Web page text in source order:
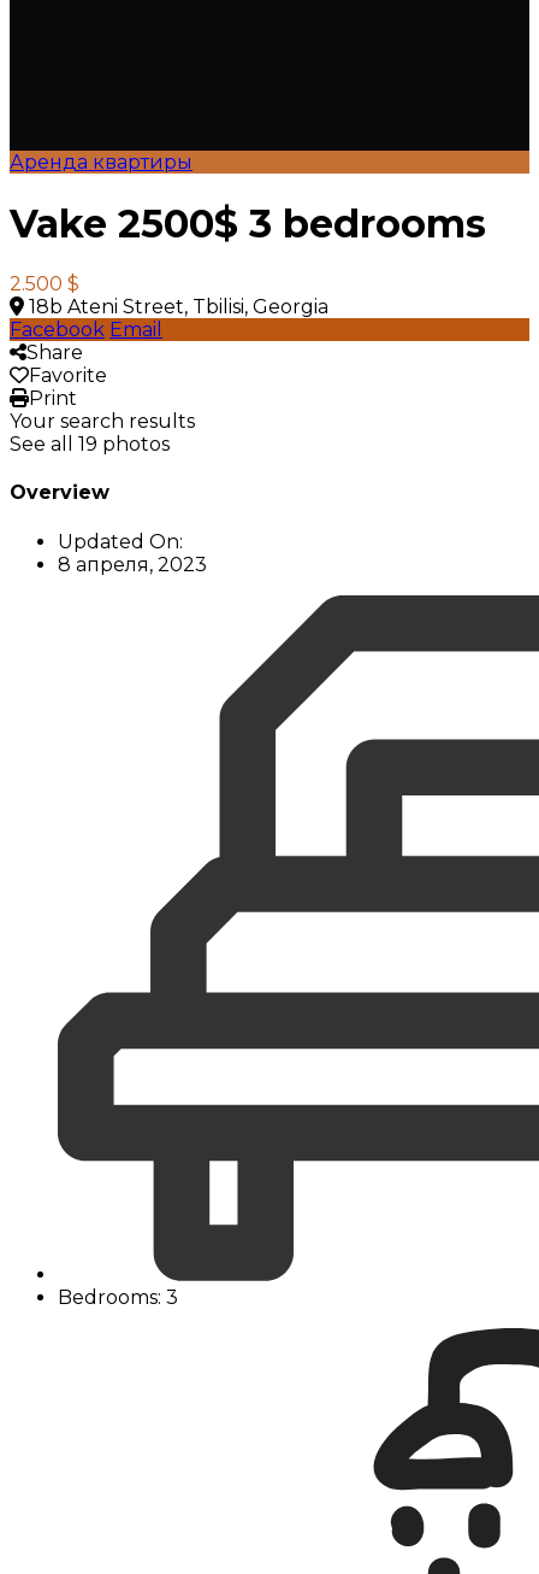
Аренда квартиры
Vake 2500$ 3 bedrooms
2.500 $
18b Ateni Street, Tbilisi, Georgia
Facebook Email
Share
Favorite
Print
Your search results
See all 19 photos
Overview
Updated On:
8 апреля, 2023
Bedrooms: 3